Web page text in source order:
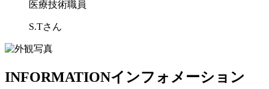
医療技術職員
S.Tさん
INFORMATIONインフォメーション